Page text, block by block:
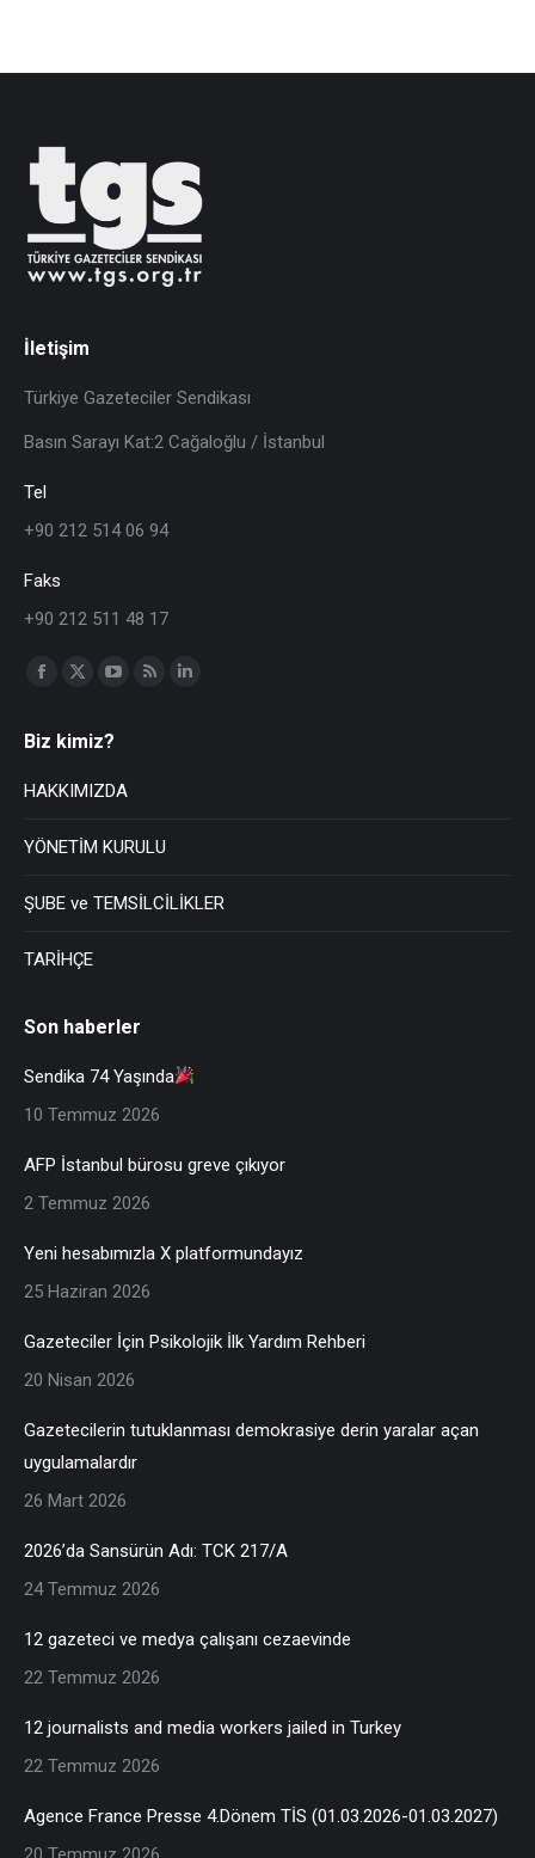
İletişim
Türkiye Gazeteciler Sendikası
Basın Sarayı Kat:2 Cağaloğlu / İstanbul
Tel
+90 212 514 06 94
Faks
+90 212 511 48 17
Find us on:
Biz kimiz?
HAKKIMIZDA
YÖNETİM KURULU
ŞUBE ve TEMSİLCİLİKLER
TARİHÇE
Son haberler
Sendika 74 Yaşında
10 Temmuz 2026
AFP İstanbul bürosu greve çıkıyor
2 Temmuz 2026
Yeni hesabımızla X platformundayız
25 Haziran 2026
Gazeteciler İçin Psikolojik İlk Yardım Rehberi
20 Nisan 2026
Gazetecilerin tutuklanması demokrasiye derin yaralar açan
uygulamalardır
26 Mart 2026
2026’da Sansürün Adı: TCK 217/A
24 Temmuz 2026
12 gazeteci ve medya çalışanı cezaevinde
22 Temmuz 2026
12 journalists and media workers jailed in Turkey
22 Temmuz 2026
Agence France Presse 4.Dönem TİS (01.03.2026-01.03.2027)